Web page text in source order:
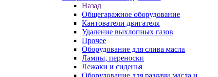
Назад
Общегаражное оборудование
Кантователи двигателя
Удаление выхлопных газов
Прочее
Оборудование для слива масла
Лампы, переноски
Лежаки и сиденья
Оборудование для раздачи масла и